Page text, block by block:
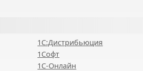
1С:Дистрибьюция
1Софт
1С-Онлайн